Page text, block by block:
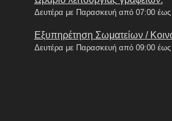
Δευτέρα με Παρασκευή από 07:00
Εξυπηρέτηση Σωματείων /
Δευτέρα με Παρασκευή από 09:00